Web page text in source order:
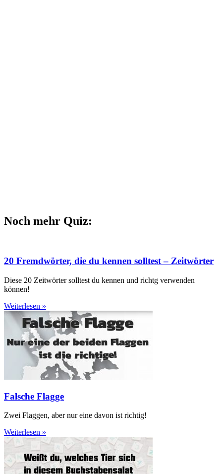
Noch mehr Quiz:
20 Fremdwörter, die du kennen solltest – Zeitwörter
Diese 20 Zeitwörter solltest du kennen und richtg verwenden
können!
Weiterlesen »
Falsche Flagge
Zwei Flaggen, aber nur eine davon ist richtig!
Weiterlesen »